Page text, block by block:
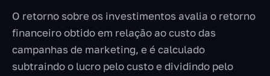
O retorno sobre os investimentos avalia o retorno
financeiro obtido em relação ao custo das
campanhas de marketing, e é calculado
subtraindo o lucro pelo custo e dividindo pelo